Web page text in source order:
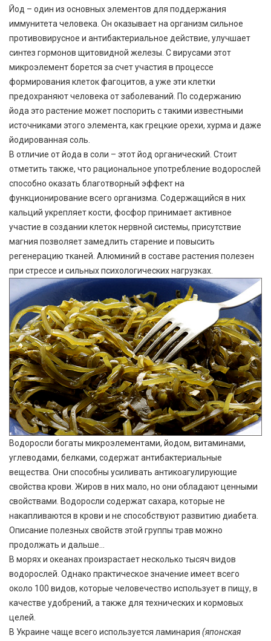
Йод – один из основных элементов для поддержания
иммунитета человека. Он оказывает на организм сильное
противовирусное и антибактериальное действие, улучшает
синтез гормонов щитовидной железы. С вирусами этот
микроэлемент борется за счет участия в процессе
формирования клеток фагоцитов, а уже эти клетки
предохраняют человека от заболеваний. По содержанию
йода это растение может поспорить с такими известными
источниками этого элемента, как грецкие орехи, хурма и даже
йодированная соль.
В отличие от йода в соли – этот йод органический. Стоит
отметить также, что рациональное употребление водорослей
способно оказать благотворный эффект на
функционирование всего организма. Содержащийся в них
кальций укрепляет кости, фосфор принимает активное
участие в создании клеток нервной системы, присутствие
магния позволяет замедлить старение и повысить
регенерацию тканей. Алюминий в составе растения полезен
при стрессе и сильных психологических нагрузках.
Водоросли богаты микроэлементами, йодом, витаминами,
углеводами, белками, содержат антибактериальные
вещества. Они способны усиливать антикоагулирующие
свойства крови. Жиров в них мало, но они обладают ценными
свойствами. Водоросли содержат сахара, которые не
накапливаются в крови и не способствуют развитию диабета.
Описание полезных свойств этой группы трав можно
продолжать и дальше…
В морях и океанах произрастает несколько тысяч видов
водорослей. Однако практическое значение имеет всего
около 100 видов, которые человечество использует в пищу, в
качестве удобрений, а также для технических и кормовых
целей.
В Украине чаще всего используется ламинария (японская